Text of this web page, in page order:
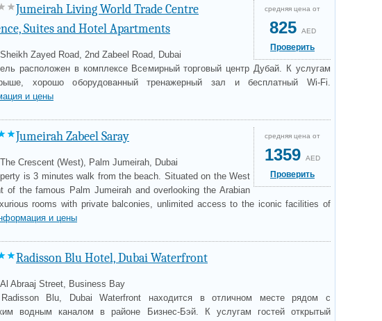
средняя цена от
825 AED
Проверить
Jumeirah Living World Trade Centre
Suites and Hotel Apartments
Sheikh Zayed Road, 2nd Zabeel Road, Dubai
расположен в комплексе Всемирный торговый центр Дубай. К услугам
хорошо оборудованный тренажерный зал и бесплатный Wi-Fi.
и цены
средняя цена от
1359 AED
Проверить
Jumeirah Zabeel Saray
The Crescent (West), Palm Jumeirah, Dubai
is 3 minutes walk from the beach. Situated on the West
of the famous Palm Jumeirah and overlooking the Arabian
rooms with private balconies, unlimited access to the iconic facilities of
и цены
Radisson Blu Hotel, Dubai Waterfront
Al Abraaj Street, Business Bay
Blu, Dubai Waterfront находится в отличном месте рядом с
водным каналом в районе Бизнес-Бэй. К услугам гостей открытый